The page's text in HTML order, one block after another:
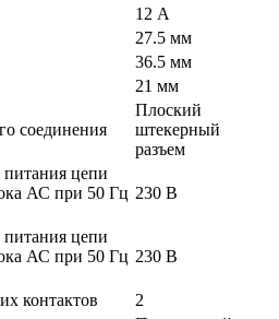
12 А
27.5 мм
36.5 мм
21 мм
соединения
Плоский
штекерный
разъем
цепи
АС при 50 Гц 230 В
цепи
АС при 50 Гц 230 В
контактов
2